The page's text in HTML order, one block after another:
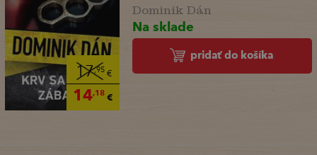
17,95€
14,18€
Dominik Dán
Na sklade
pridať do košíka